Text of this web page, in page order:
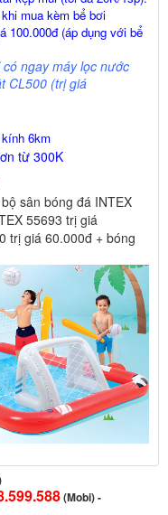
mua kèm bể bơi
100.000đ (áp dụng với bể
ngay máy lọc nước
CL500 (trị giá
6km
từ 300K
sân bóng đá INTEX
55693 trị giá
trị giá 60.000đ + bóng
(Mobi) -